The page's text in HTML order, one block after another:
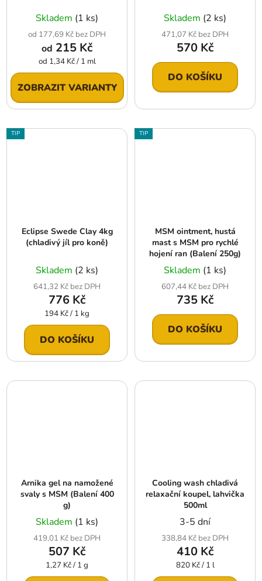
Skladem (1 ks)
od 177,69 Kč bez DPH
od 215 Kč
Měrná
cena:
od 1,34 Kč / 1 ml
ZOBRAZIT VARIANTY
Skladem (2 ks)
471,07 Kč bez DPH
570 Kč
DO KOŠÍKU
TIP
Eclipse Swede Clay 4kg
(chladivý jíl pro koně)
Skladem (2 ks)
641,32 Kč bez DPH
776 Kč
Měrná
cena:
194 Kč / 1 kg
DO KOŠÍKU
TIP
MSM ointment, hustá
mast s MSM pro rychlé
hojení ran (Balení 250g)
Skladem (1 ks)
607,44 Kč bez DPH
735 Kč
DO KOŠÍKU
Arnika gel na namožené
svaly s MSM (Balení 400
g)
Skladem (1 ks)
419,01 Kč bez DPH
507 Kč
Měrná
cena:
1,27 Kč / 1 g
Cooling wash chladivá
relaxační koupel, lahvička
500ml
3-5 dní
338,84 Kč bez DPH
410 Kč
Měrná
cena:
820 Kč / 1 l